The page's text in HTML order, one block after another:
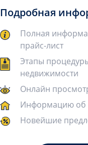
Подробная
Полная
прайс-лист
Этапы
недвижимости
Онлайн
Информацию об
Новейшие